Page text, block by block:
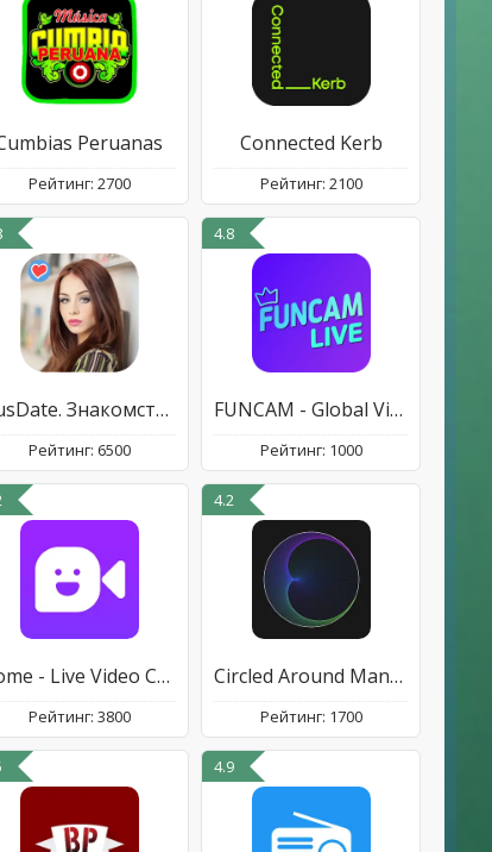
Peruanas
Рейтинг: 2700
Connected Kerb
Рейтинг: 2100
RusDate. Знакомства Чат Онлайн
Рейтинг: 6500
4.8
FUNCAM - Global Video Chat
Рейтинг: 1000
Kome - Live Video Chat
Рейтинг: 3800
4.2
Circled Around Mandelbrot Set
Рейтинг: 1700
4.9